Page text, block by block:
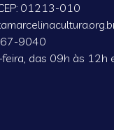
01213-010
9040
das 09h às 12h